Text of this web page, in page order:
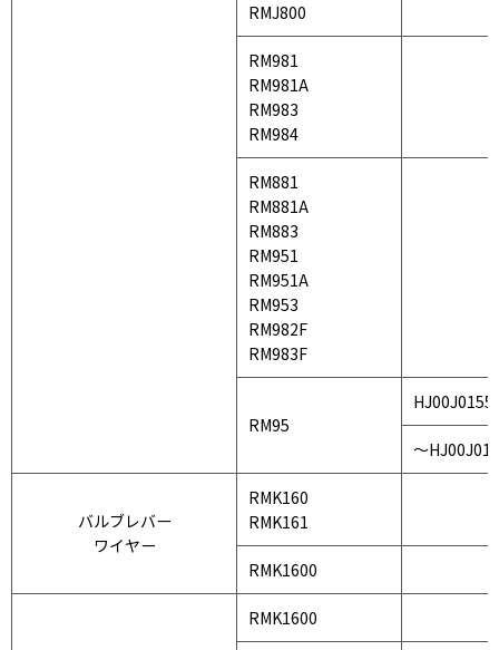
RMJ800
RM981
RM981A
RM983
RM984
RM881
RM881A
RM883
RM951
RM951A
RM953
RM982F
RM983F
RM95
〜
バルブレバー
ワイヤー
RMK160
RMK161
RMK1600
RMK1600